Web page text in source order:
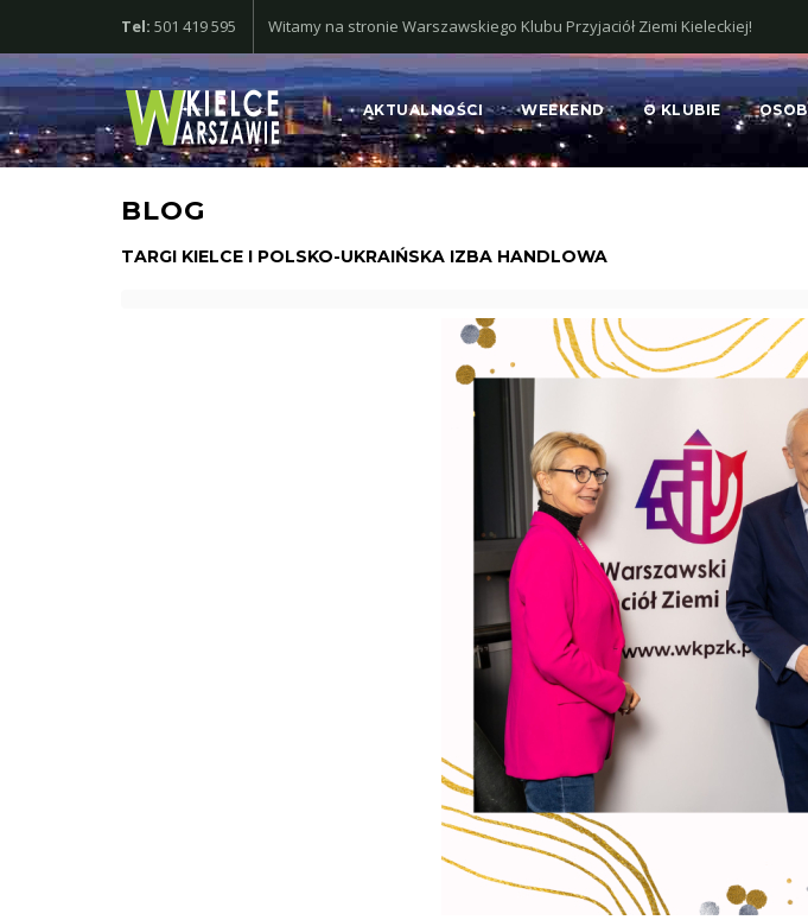
Tel: 501 419 595 Witamy na stronie Warszawskiego Klubu Przyjaciół Ziemi Kieleckiej!
AKTUALNOŚCI WEEKEND O KLUBIE
BLOG
TARGI KIELCE I POLSKO-UKRAIŃSKA IZBA HANDLOWA